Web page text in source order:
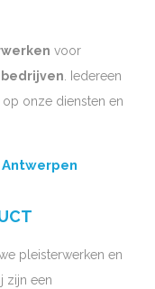
voor
. Iedereen
onze diensten en
pleisterwerken en
zijn een